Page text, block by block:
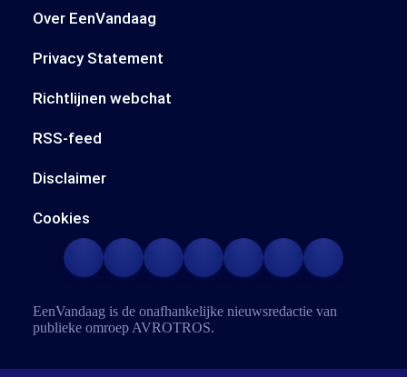
Over EenVandaag
Privacy Statement
Richtlijnen webchat
RSS-feed
Disclaimer
Cookies
EenVandaag is de onafhankelijke nieuwsredactie van
publieke omroep AVROTROS.